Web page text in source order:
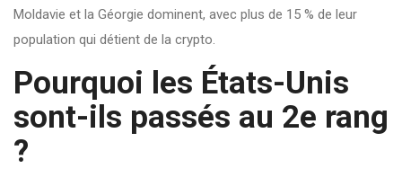
Moldavie et la Géorgie dominent, avec plus de 15 % de leur
population qui détient de la crypto.
Pourquoi les États-Unis
sont-ils passés au 2e rang
?